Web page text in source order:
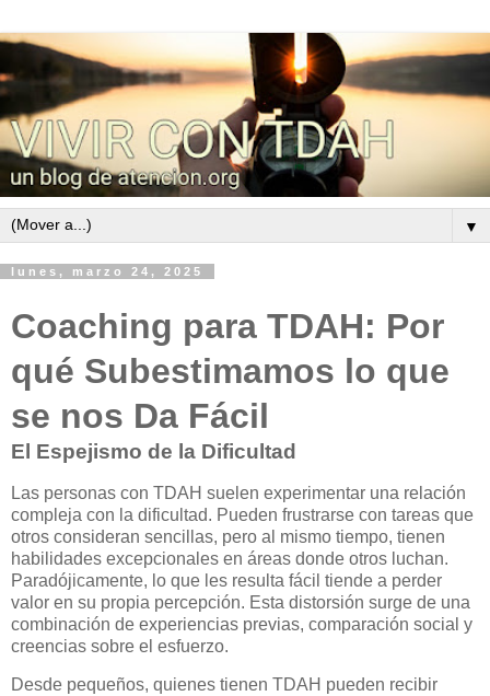
▼
lunes, marzo 24, 2025
Coaching para TDAH: Por
qué Subestimamos lo que
se nos Da Fácil
El Espejismo de la Dificultad
Las personas con TDAH suelen experimentar una relación
compleja con la dificultad. Pueden frustrarse con tareas que
otros consideran sencillas, pero al mismo tiempo, tienen
habilidades excepcionales en áreas donde otros luchan.
Paradójicamente, lo que les resulta fácil tiende a perder
valor en su propia percepción. Esta distorsión surge de una
combinación de experiencias previas, comparación social y
creencias sobre el esfuerzo.
Desde pequeños, quienes tienen TDAH pueden recibir